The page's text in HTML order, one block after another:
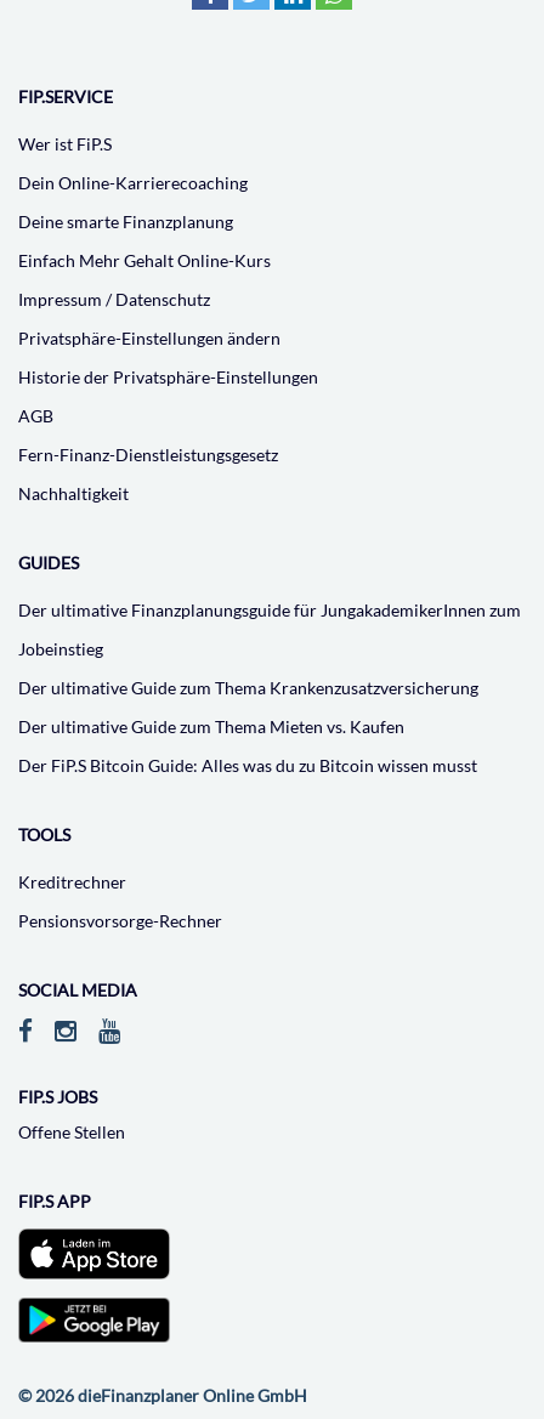
FIP.SERVICE
Wer ist FiP.S
Dein Online-Karrierecoaching
Deine smarte Finanzplanung
Einfach Mehr Gehalt Online-Kurs
Impressum / Datenschutz
Privatsphäre-Einstellungen ändern
Historie der Privatsphäre-Einstellungen
AGB
Fern-Finanz-Dienstleistungsgesetz
Nachhaltigkeit
GUIDES
Der ultimative Finanzplanungsguide für JungakademikerInnen zum
Jobeinstieg
Der ultimative Guide zum Thema Krankenzusatzversicherung
Der ultimative Guide zum Thema Mieten vs. Kaufen
Der FiP.S Bitcoin Guide: Alles was du zu Bitcoin wissen musst
TOOLS
Kreditrechner
Pensionsvorsorge-Rechner
SOCIAL MEDIA
FIP.S JOBS
Offene Stellen
FIP.S APP
© 2026 dieFinanzplaner Online GmbH